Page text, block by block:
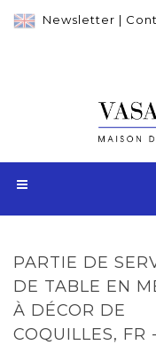
Newsletter |
PARTIE DE
DE TABLE EN
À DÉCOR DE
COQUILLES, FR -